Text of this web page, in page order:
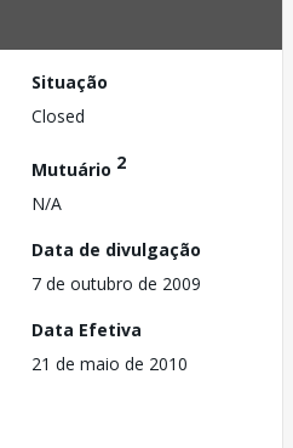
Situação
Closed
Mutuário 2
N/A
Data de divulgação
7 de outubro de 2009
Data Efetiva
21 de maio de 2010